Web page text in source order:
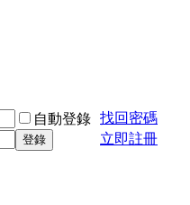
自動登錄 找回密碼
登錄 立即註冊